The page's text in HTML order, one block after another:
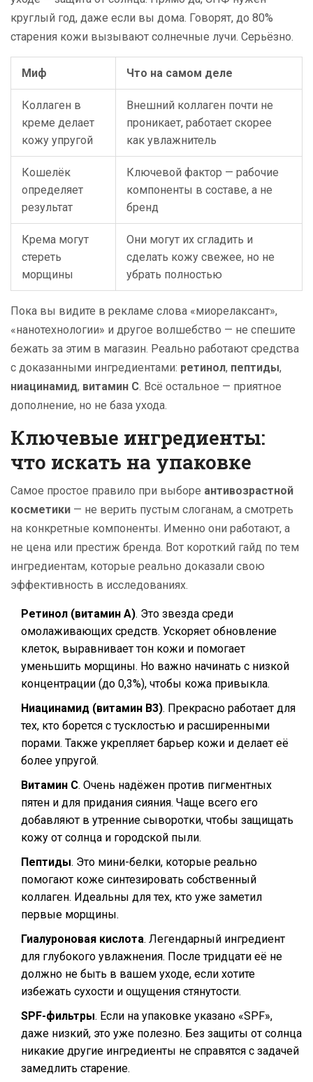
круглый год, даже если вы дома. Говорят, до 80%
старения кожи вызывают солнечные лучи. Серьёзно.
Миф Что на самом деле
Коллаген в
креме делает
кожу упругой
Внешний коллаген почти не
проникает, работает скорее
как увлажнитель
Кошелёк
определяет
результат
Ключевой фактор — рабочие
компоненты в составе, а не
бренд
Крема могут
стереть
морщины
Они могут их сгладить и
сделать кожу свежее, но не
убрать полностью
Пока вы видите в рекламе слова «миорелаксант»,
«нанотехнологии» и другое волшебство — не спешите
бежать за этим в магазин. Реально работают средства
с доказанными ингредиентами: ретинол, пептиды,
ниацинамид, витамин C. Всё остальное — приятное
дополнение, но не база ухода.
Ключевые ингредиенты:
что искать на упаковке
Самое простое правило при выборе антивозрастной
косметики — не верить пустым слоганам, а смотреть
на конкретные компоненты. Именно они работают, а
не цена или престиж бренда. Вот короткий гайд по тем
ингредиентам, которые реально доказали свою
эффективность в исследованиях.
Ретинол (витамин A). Это звезда среди
омолаживающих средств. Ускоряет обновление
клеток, выравнивает тон кожи и помогает
уменьшить морщины. Но важно начинать с низкой
концентрации (до 0,3%), чтобы кожа привыкла.
Ниацинамид (витамин B3). Прекрасно работает для
тех, кто борется с тусклостью и расширенными
порами. Также укрепляет барьер кожи и делает её
более упругой.
Витамин C. Очень надёжен против пигментных
пятен и для придания сияния. Чаще всего его
добавляют в утренние сыворотки, чтобы защищать
кожу от солнца и городской пыли.
Пептиды. Это мини-белки, которые реально
помогают коже синтезировать собственный
коллаген. Идеальны для тех, кто уже заметил
первые морщины.
Гиалуроновая кислота. Легендарный ингредиент
для глубокого увлажнения. После тридцати её не
должно не быть в вашем уходе, если хотите
избежать сухости и ощущения стянутости.
SPF-фильтры. Если на упаковке указано «SPF»,
даже низкий, это уже полезно. Без защиты от солнца
никакие другие ингредиенты не справятся с задачей
замедлить старение.